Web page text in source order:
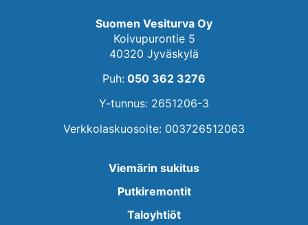
Suomen Vesiturva Oy
Koivupurontie 5
40320 Jyväskylä
Puh: 050 362 3276
Y-tunnus: 2651206-3
Verkkolaskuosoite: 003726512063
Viemärin sukitus
Putkiremontit
Taloyhtiöt